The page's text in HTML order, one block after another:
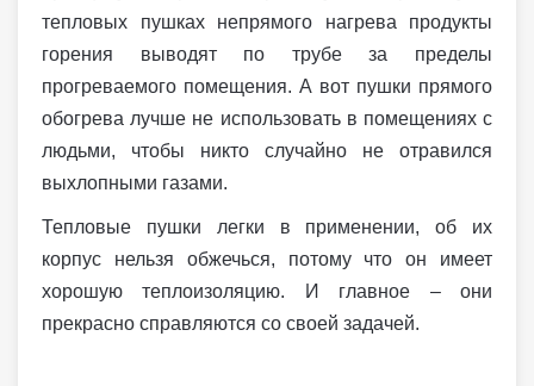
тепловых пушках непрямого нагрева продукты
горения выводят по трубе за пределы
прогреваемого помещения. А вот пушки прямого
обогрева лучше не использовать в помещениях с
людьми, чтобы никто случайно не отравился
выхлопными газами.
Тепловые пушки легки в применении, об их
корпус нельзя обжечься, потому что он имеет
хорошую теплоизоляцию. И главное – они
прекрасно справляются со своей задачей.